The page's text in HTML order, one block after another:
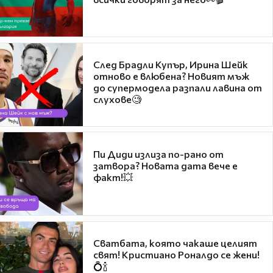
След Брадли Купър, Ирина Шейк
отново е влюбена? Новият мъж
до супермодела разпали лавина от
слухове🧐
Пи Диди излиза по-рано от
затвора? Новата дата вече е
факт!💥
Сватбата, която чакаше целият
свят! Кристиано Роналдо се жени!
💍🍾